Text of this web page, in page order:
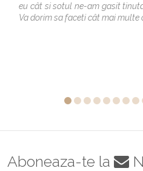
eu cât si sotul ne-am gasit
Va dorim sa faceti cât mai multe
Aboneaza-te la